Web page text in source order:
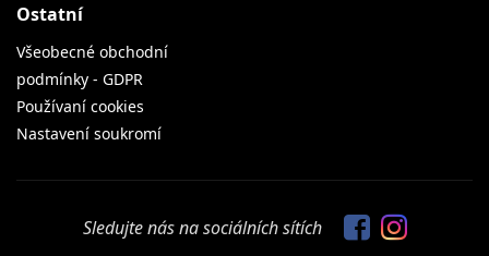
Ostatní
Všeobecné obchodní
podmínky - GDPR
Používaní cookies
Nastavení soukromí
Sledujte nás na sociálních sítích